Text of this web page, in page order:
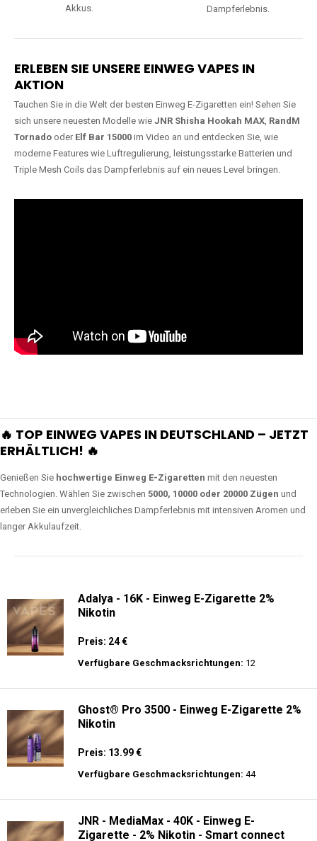
Akkus.
Dampferlebnis.
ERLEBEN SIE UNSERE EINWEG VAPES IN
AKTION
Tauchen Sie in die Welt der besten Einweg E-Zigaretten ein! Sehen Sie
sich unsere neuesten Modelle wie JNR Shisha Hookah MAX, RandM
Tornado oder Elf Bar 15000 im Video an und entdecken Sie, wie
moderne Features wie Luftregulierung, leistungsstarke Batterien und
Triple Mesh Coils das Dampferlebnis auf ein neues Level bringen.
🔥 TOP EINWEG VAPES IN DEUTSCHLAND – JETZT
ERHÄLTLICH! 🔥
Genießen Sie hochwertige Einweg E-Zigaretten mit den neuesten
Technologien. Wählen Sie zwischen 5000, 10000 oder 20000 Zügen und
erleben Sie ein unvergleichliches Dampferlebnis mit intensiven Aromen und
langer Akkulaufzeit.
Adalya - 16K - Einweg E-Zigarette 2%
Nikotin
Preis: 24 €
Verfügbare Geschmacksrichtungen: 12
Ghost® Pro 3500 - Einweg E-Zigarette 2%
Nikotin
Preis: 13.99 €
Verfügbare Geschmacksrichtungen: 44
JNR - MediaMax - 40K - Einweg E-
Zigarette - 2% Nikotin - Smart connect